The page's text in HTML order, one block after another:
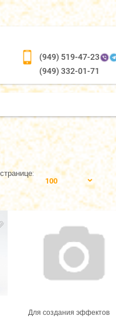
(949) 519-47-23
(949) 332-01-71
100
Для создания эффектов